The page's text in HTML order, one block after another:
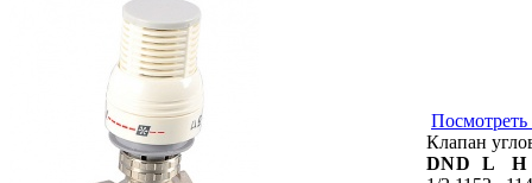
Посмотреть
Клапан
DND L
H